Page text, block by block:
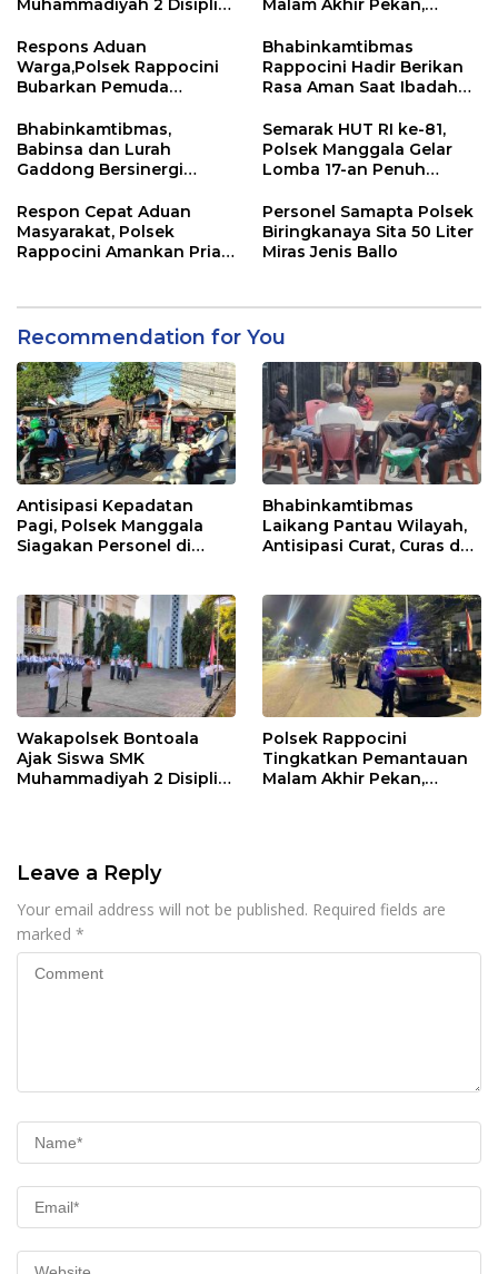
Muhammadiyah 2 Disiplin
Remaja
Malam Akhir Pekan,
dan Balapan Liar
Respons Aduan
Warga,Polsek Rappocini
Bubarkan Pemuda
Bhabinkamtibmas
Rappocini Hadir Berikan
Rasa Aman Saat Ibadah
Bhabinkamtibmas,
Babinsa dan Lurah
Gaddong Bersinergi
Pendapat Warga
Semarak HUT RI ke-81,
Polsek Manggala Gelar
Lomba 17-an Penuh
Respon Cepat Aduan
Masyarakat, Polsek
Rappocini Amankan Pria
Personel Samapta Polsek
Biringkanaya Sita 50 Liter
Miras Jenis Ballo
Recommendation for You
Antisipasi Kepadatan
Pagi, Polsek Manggala
Siagakan Personel di
Bhabinkamtibmas
Laikang Pantau Wilayah,
Antisipasi Curat, Curas dan
Wakapolsek Bontoala
Ajak Siswa SMK
Muhammadiyah 2 Disiplin
Polsek Rappocini
Tingkatkan Pemantauan
Malam Akhir Pekan,
Leave a Reply
Your email address will not be published. Required fields are
marked *